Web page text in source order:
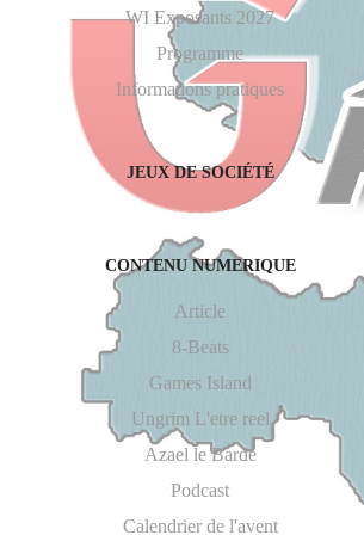
WI Exposants 2027
Programme
Informations pratiques
JEUX DE SOCIÉTÉ
CONTENU NUMERIQUE
Article
8-Beats
Games Island
Ungrim L'etre reel
Azael le Barde
Podcast
Calendrier de l'avent